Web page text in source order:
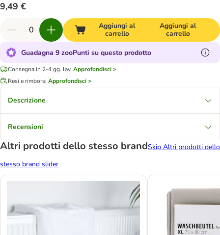
9,49 €
Aggiungi al
carrello
Aggiungi al
carrello
Guadagna 9 zooPunti su questo prodotto
Consegna in 2-4 gg. lav. Approfondisci >
Resi e rimborsi Approfondisci >
Descrizione
Recensioni
Altri prodotti dello stesso brandSkip Altri prodotti dello
stesso brand slider